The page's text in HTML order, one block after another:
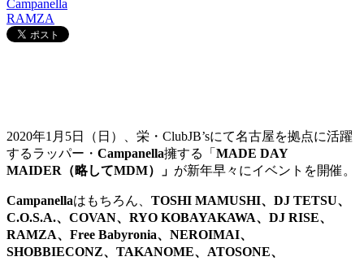
Campanella
RAMZA
2020年1月5日（日）、栄・ClubJB’sにて名古屋を拠点に活躍
するラッパー・ Campanella擁する「 MADE DAY
MAIDER（略してMDM）」 が新年早々にイベントを開催。
Campanellaはもちろん、 TOSHI MAMUSHI、DJ TETSU、
C.O.S.A.、COVAN、RYO KOBAYAKAWA、DJ RISE、
RAMZA、 Free Babyronia、NEROIMAI、
SHOBBIECONZ、TAKANOME、ATOSONE、